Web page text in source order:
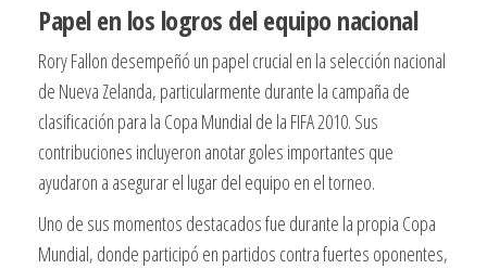
Papel en los logros del equipo nacional
Rory Fallon desempeñó un papel crucial en la selección nacional
de Nueva Zelanda, particularmente durante la campaña de
clasificación para la Copa Mundial de la FIFA 2010. Sus
contribuciones incluyeron anotar goles importantes que
ayudaron a asegurar el lugar del equipo en el torneo.
Uno de sus momentos destacados fue durante la propia Copa
Mundial, donde participó en partidos contra fuertes oponentes,